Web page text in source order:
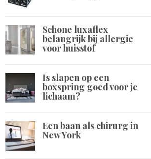
Schone luxaflex
belangrijk bij allergie
voor huisstof
Is slapen op een
boxspring goed voor je
lichaam?
Een baan als chirurg in
New York